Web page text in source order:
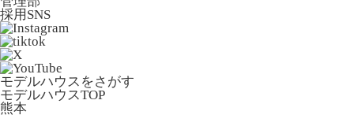
採用SNS
モデルハウスをさがす
モデルハウスTOP
熊本